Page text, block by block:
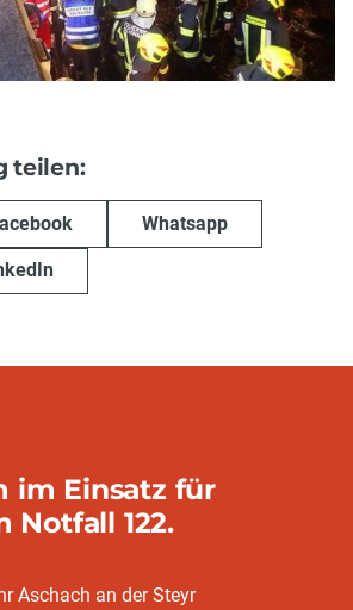
teilen:
Whatsapp
im Einsatz für
Notfall 122.
Aschach an der Steyr